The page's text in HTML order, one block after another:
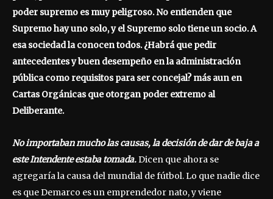
poder supremo es muy peligroso. No entienden que
Supremo hay uno solo, y el Supremo solo tiene un socio. A
esa sociedad la conocen todos. ¿Habrá que pedir
antecedentes y buen desempeño en la administración
pública como requisitos para ser concejal? más aun en
Cartas Orgánicas que otorgan poder extremo al
Deliberante.
No importaban mucho las causas, la decisión de dar de baja a
este Intendente estaba tomada.Dicen que ahora se
agregaría la causa del mundial de fútbol. Lo que nadie dice
es que Demarco es un emprendedor nato, y viene